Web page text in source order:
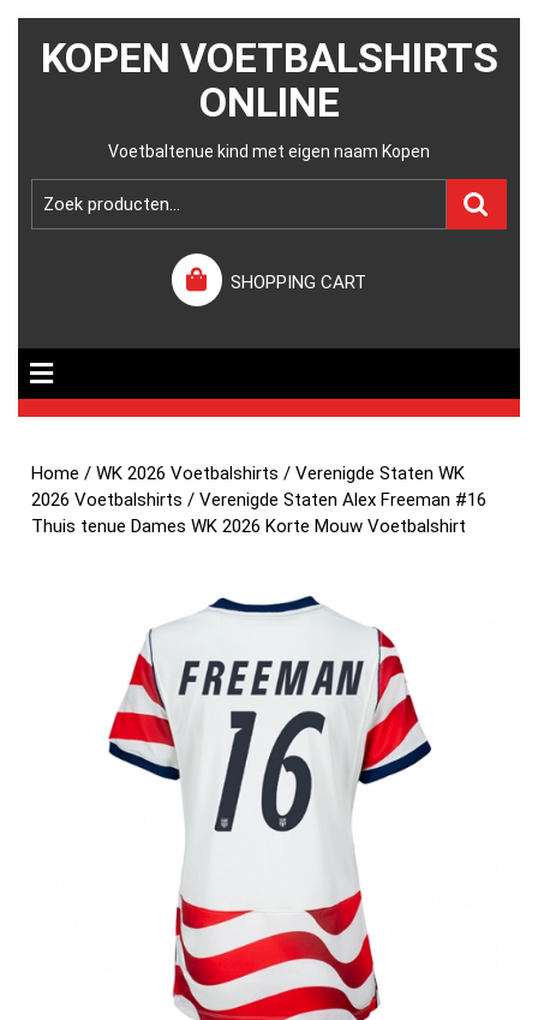
KOPEN VOETBALSHIRTS
ONLINE
Voetbaltenue kind met eigen naam Kopen
SHOPPING CART
Home /WK 2026 Voetbalshirts /Verenigde Staten WK
2026 Voetbalshirts / Verenigde Staten Alex Freeman #16
Thuis tenue Dames WK 2026 Korte Mouw Voetbalshirt